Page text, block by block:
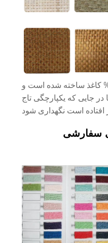
حصیری کابوی از 100% کاغذ ساخته شده است و
در جایی که یکپارچگی تاج
سفارشی